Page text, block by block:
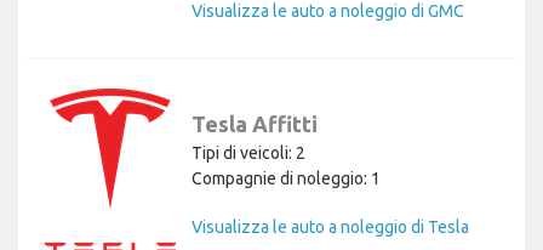
Visualizza le auto a noleggio di GMC
Tesla Affitti
Tipi di veicoli: 2
Compagnie di noleggio: 1
Visualizza le auto a noleggio di Tesla